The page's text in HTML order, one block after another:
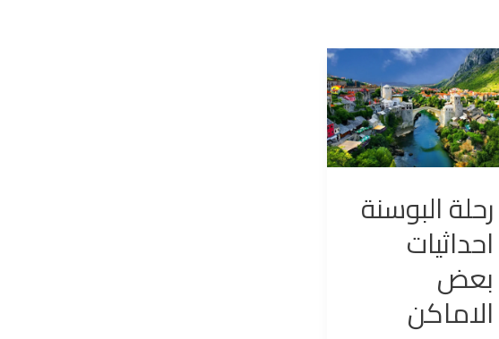
رحلة البوسنة
احداثيات
بعض
الاماكن
رحلة
البوسنة
احداثيات
بعض
الاماكن